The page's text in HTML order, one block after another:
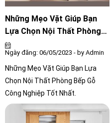
nghiệp làm bạn có ác cảm với nó.
Để tránh tình trạng đó, bằng kinh
nghiệm lâu năm của mình Nội
thất Công Chính đưa ra 3 lưu ý
dưới đây để giúp bạn có thể lựa
chọn đóng mới tủ bếp gỗ công
nghiệp một cách chuẩn xác.
Những Mẹo Vặt Giúp Bạn
Lựa Chọn Nội Thất Phòng
Bếp Gỗ Công Nghiệp Tốt
Nhất.
Ngày đăng: 06/05/2023 - by Admin
Những Mẹo Vặt Giúp Bạn Lựa
Chọn Nội Thất Phòng Bếp Gỗ
Công Nghiệp Tốt Nhất.